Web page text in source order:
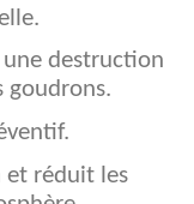
destruction
goudrons.
et réduit les